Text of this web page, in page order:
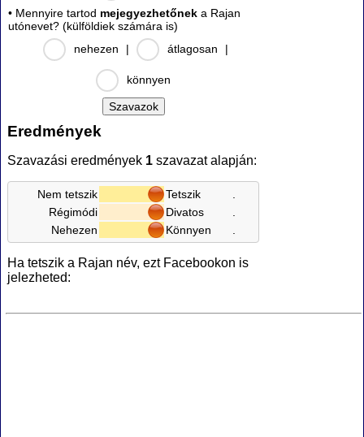
• Mennyire tartod mejegyezhetőnek a Rajan
utónevet? (külföldiek számára is)
nehezen
| átlagosan |
könnyen
Eredmények
Szavazási eredmények 1 szavazat alapján:
Nem tetszik Tetszik
Régimódi
Divatos
Nehezen
Könnyen
Ha tetszik a Rajan név, ezt Facebookon is
jelezheted: